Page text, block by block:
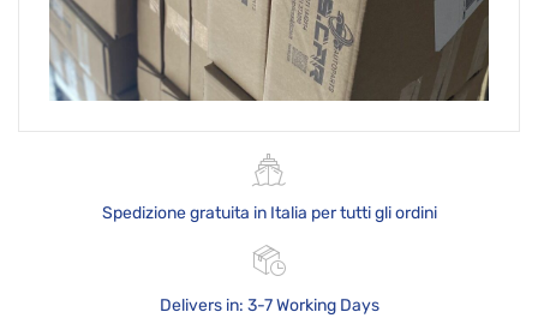
Spedizione gratuita in Italia per tutti gli ordini
Delivers in: 3-7 Working Days